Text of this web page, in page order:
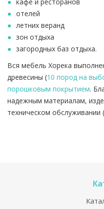
отелей
летних веранд
зон отдыха
загородных баз отдыха.
Вся мебель Хорека
древесины (10 пород на
порошковым покрытием.
надежным материалам,
техническом обслуживании